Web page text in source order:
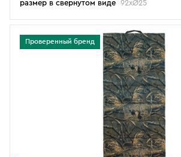
размер в свернутом виде 92хØ25
Проверенный бренд